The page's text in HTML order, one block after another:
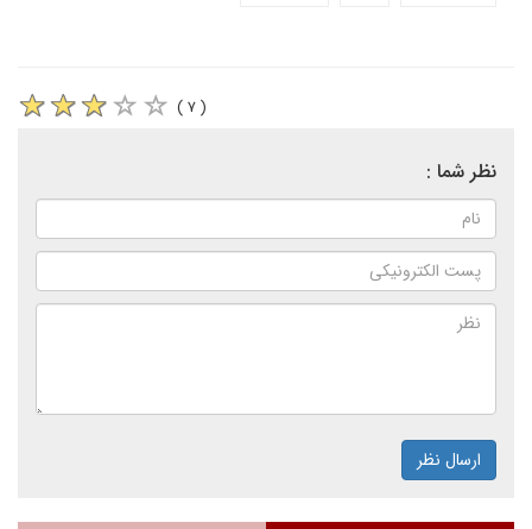
( ۷ )
نظر شما :
ارسال نظر